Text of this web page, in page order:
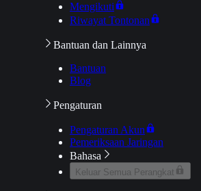
Mengikuti
Riwayat Tontonan
Bantuan dan Lainnya
Bantuan
Blog
Pengaturan
Pengaturan Akun
Pemeriksaan Jaringan
Bahasa
Keluar Semua Perangkat